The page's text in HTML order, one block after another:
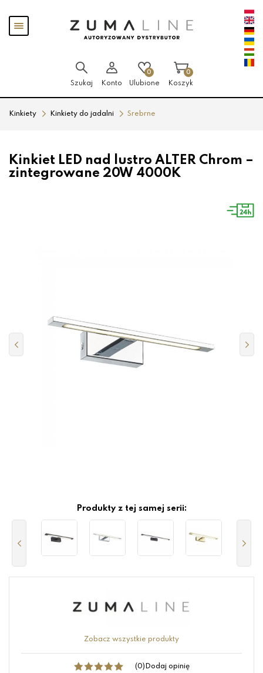
Pokaż
menu
Szukaj Konto
0
Ulubione
0
Koszyk
Kinkiety Kinkiety do jadalni Srebrne
Kinkiet LED nad lustro ALTER Chrom –
zintegrowane 20W 4000K
Produkty z tej samej serii:
Zobacz wszystkie produkty
(0) Dodaj opinię